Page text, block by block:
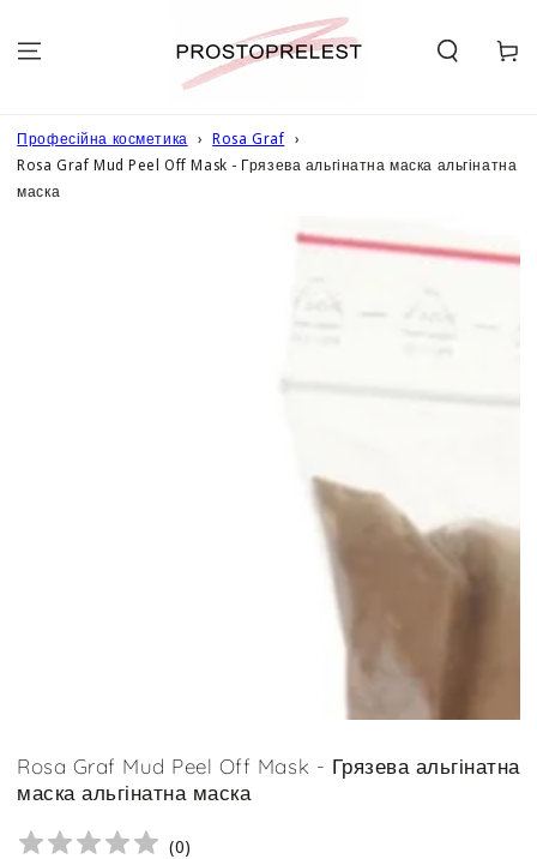
Кошик
Професійна косметика
Rosa Graf
Rosa Graf Mud Peel Off Mask - Грязева альгінатна маска альгінатна
маска
Rosa Graf Mud Peel Off Mask - Грязева альгінатна
маска альгінатна маска
(0)